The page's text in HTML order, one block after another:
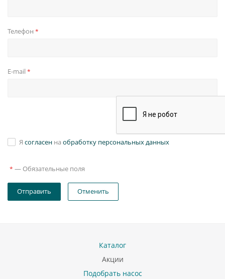
Телефон *
E-mail *
Я согласен на обработку персональных данных
* — Обязательные поля
Отправить Отменить
Каталог
Акции
Подобрать насос